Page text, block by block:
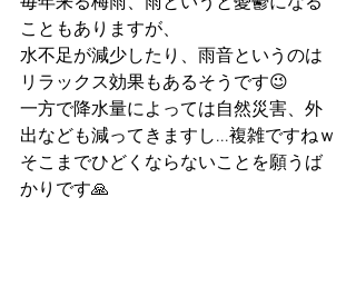
こともありますが、
水不足が減少したり、雨音というのは
リラックス効果もあるそうです😉
一方で降水量によっては自然災害、外
出なども減ってきますし...複雑ですねｗ
そこまでひどくならないことを願うば
かりです🙏